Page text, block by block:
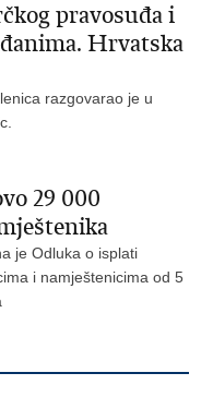
pravosuđa i
Hrvatska
razgovarao je u
29 000
je Odluka o isplati
i namještenicima od 5